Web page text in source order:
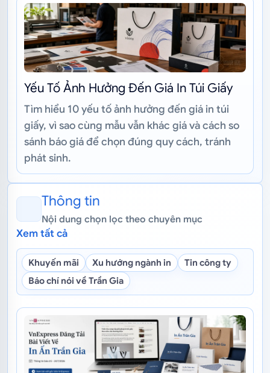
Yếu Tố Ảnh Hưởng Đến Giá In Túi Giấy
Tìm hiểu 10 yếu tố ảnh hưởng đến giá in túi
giấy, vì sao cùng mẫu vẫn khác giá và cách so
sánh báo giá để chọn đúng quy cách, tránh
phát sinh.
Thông tin
Nội dung chọn lọc theo chuyên mục
Xem tất cả
Khuyến mãi Xu hướng ngành in
Tin công ty
Báo chí nói về Trần Gia